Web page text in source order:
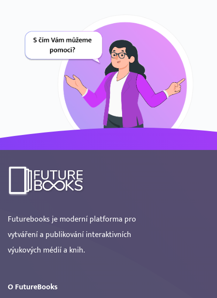
Futurebooks je moderní platforma pro
vytváření a publikování interaktivních
výukových médií a knih.
O FutureBooks